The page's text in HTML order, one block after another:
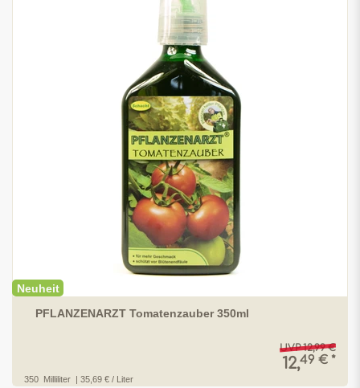
Neuheit
PFLANZENARZT Tomatenzauber 350ml
UVP 12,99 €
12,49 € *
350 Milliliter | 35,69 € / Liter